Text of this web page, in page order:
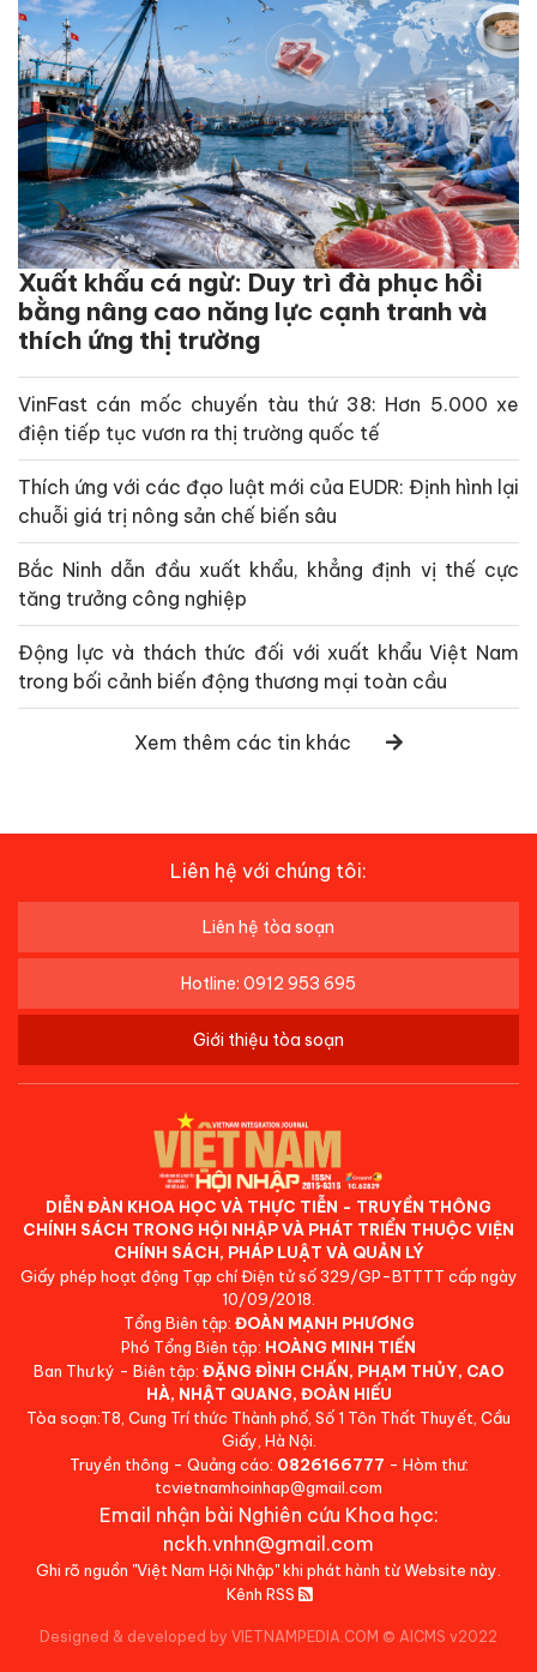
Xuất khẩu cá ngừ: Duy trì đà phục hồi
bằng nâng cao năng lực cạnh tranh và
thích ứng thị trường
VinFast cán mốc chuyến tàu thứ 38: Hơn 5.000 xe
điện tiếp tục vươn ra thị trường quốc tế
Thích ứng với các đạo luật mới của EUDR: Định hình lại
chuỗi giá trị nông sản chế biến sâu
Bắc Ninh dẫn đầu xuất khẩu, khẳng định vị thế cực
tăng trưởng công nghiệp
Động lực và thách thức đối với xuất khẩu Việt Nam
trong bối cảnh biến động thương mại toàn cầu
Xem thêm các tin khác
Liên hệ với chúng tôi:
Liên hệ tòa soạn
Hotline: 0912 953 695
Giới thiệu tòa soạn
DIỄN ĐÀN KHOA HỌC VÀ THỰC TIỄN - TRUYỀN THÔNG
CHÍNH SÁCH TRONG HỘI NHẬP VÀ PHÁT TRIỂN THUỘC VIỆN
CHÍNH SÁCH, PHÁP LUẬT VÀ QUẢN LÝ
Giấy phép hoạt động Tạp chí Điện tử số 329/GP-BTTTT cấp ngày
10/09/2018.
Tổng Biên tập: ĐOÀN MẠNH PHƯƠNG
Phó Tổng Biên tập: HOÀNG MINH TIẾN
Ban Thư ký - Biên tập: ĐẶNG ĐÌNH CHẤN, PHẠM THỦY, CAO
HÀ, NHẬT QUANG, ĐOÀN HIẾU
Tòa soạn:T8, Cung Trí thức Thành phố, Số 1 Tôn Thất Thuyết, Cầu
Giấy, Hà Nội.
Truyền thông - Quảng cáo: 0826166777 - Hòm thư:
tcvietnamhoinhap@gmail.com
Email nhận bài Nghiên cứu Khoa học:
nckh.vnhn@gmail.com
Ghi rõ nguồn "Việt Nam Hội Nhập" khi phát hành từ Website này.
Kênh RSS
Designed & developed by VIETNAMPEDIA.COM © AICMS v2022